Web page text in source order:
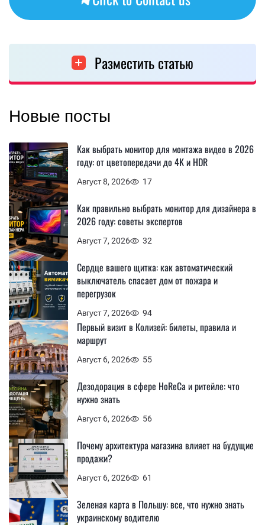
Разместить статью
Новые посты
Август 8, 2026 17
Как выбрать монитор для монтажа видео в 2026
году: от цветопередачи до 4K и HDR
Август 7, 2026 32
Как правильно выбрать монитор для дизайнера в
2026 году: советы экспертов
Август 7, 2026 94
Сердце вашего щитка: как автоматический
выключатель спасает дом от пожара и
перегрузок
Август 6, 2026 55
Первый визит в Колизей: билеты, правила и
маршрут
Август 6, 2026 56
Дезодорация в сфере HoReCa и ритейле: что
нужно знать
Август 6, 2026 61
Почему архитектура магазина влияет на будущие
продажи?
Зеленая карта в Польшу: все, что нужно знать
украинскому водителю